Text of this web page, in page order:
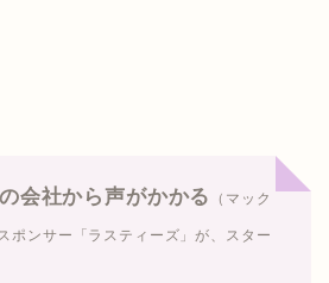
会社から声がかかる （マック
ポンサー「ラスティーズ」が、スター